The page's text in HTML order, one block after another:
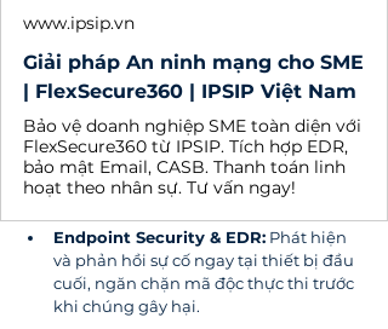
www.ipsip.vn
Giải pháp An ninh mạng cho SME
| FlexSecure360 | IPSIP Việt Nam
Bảo vệ doanh nghiệp SME toàn diện với
FlexSecure360 từ IPSIP. Tích hợp EDR,
bảo mật Email, CASB. Thanh toán linh
hoạt theo nhân sự. Tư vấn ngay!
Endpoint Security & EDR: Phát hiện
và phản hồi sự cố ngay tại thiết bị đầu
cuối, ngăn chặn mã độc thực thi trước
khi chúng gây hại.